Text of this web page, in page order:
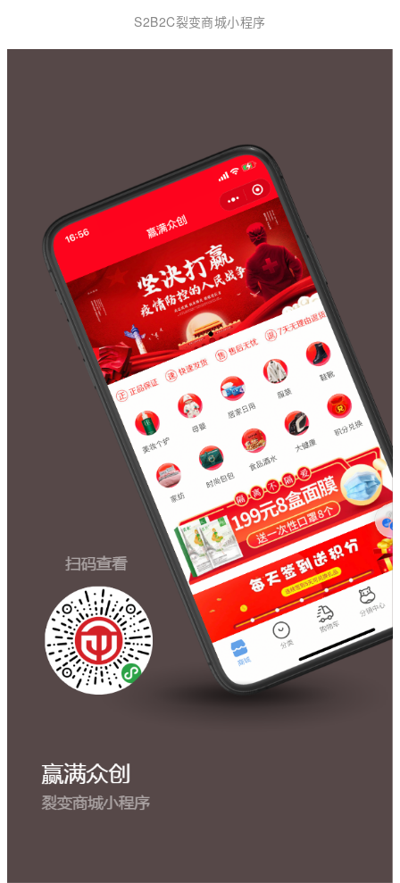
S2B2C裂变商城小程序